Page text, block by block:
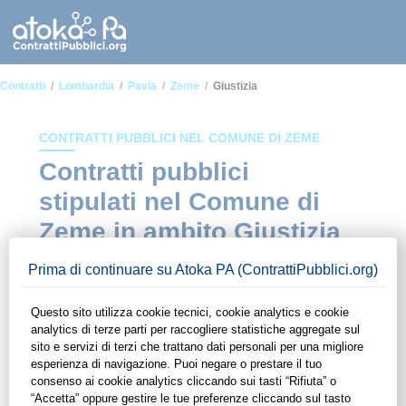
Contratti Lombardia Pavia Zeme Giustizia
CONTRATTI PUBBLICI NEL COMUNE DI ZEME
Contratti pubblici
stipulati nel Comune di
Zeme in ambito Giustizia
ad alcuni dei contratti presenti nella piattaforma stipulati
alle funzionalità di ContrattiPubblici.org potrai monitorare la
scadenza dei contratti pubblici di tuo interesse e
programmare la tua attività commerciale con le Pubbliche
Amministrazioni con largo anticipo. Il servizio di
ContrattiPubblici.org offre agli utenti 7 giorni di prova gratuiti
per avere l'opportunità di conoscere e consultare tutti i dati